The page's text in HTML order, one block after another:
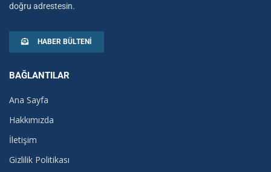
doğru adrestesin.
HABER BÜLTENI
BAĞLANTILAR
Ana Sayfa
Hakkımızda
İletişim
Gizlilik Politikası